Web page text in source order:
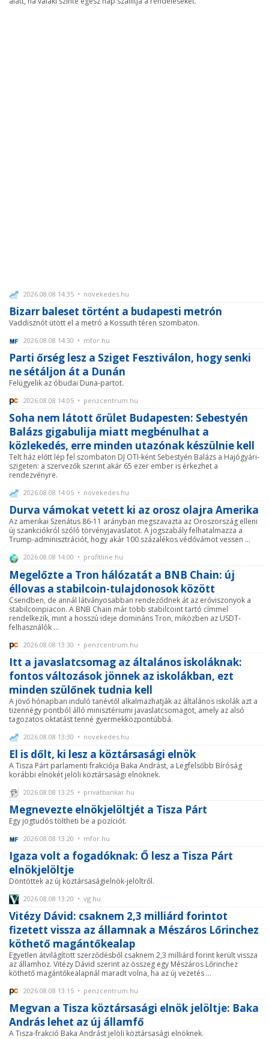
2026.08.08 14:35 • novekedes.hu
Bizarr baleset történt a budapesti metrón
Vaddisznót ütött el a metró a Kossuth téren szombaton.
2026.08.08 14:30 • mfor.hu
Parti őrség lesz a Sziget Fesztiválon, hogy senki
ne sétáljon át a Dunán
Felügyelik az óbudai Duna-partot.
2026.08.08 14:05 • penzcentrum.hu
Soha nem látott őrület Budapesten: Sebestyén
Balázs gigabulija miatt megbénulhat a
közlekedés, erre minden utazónak készülnie kell
Telt ház előtt lép fel szombaton DJ OTI-ként Sebestyén Balázs a Hajógyári-
szigeten: a szervezők szerint akár 65 ezer ember is érkezhet a
rendezvényre.
2026.08.08 14:05 • novekedes.hu
Durva vámokat vetett ki az orosz olajra Amerika
Az amerikai Szenátus 86-11 arányban megszavazta az Oroszország elleni
új szankciókról szóló törvényjavaslatot. A jogszabály felhatalmazza a
Trump-adminisztrációt, hogy akár 100 százalékos védővámot vessen ...
2026.08.08 14:00 • profitline.hu
Megelőzte a Tron hálózatát a BNB Chain: új
éllovas a stabilcoin-tulajdonosok között
Csendben, de annál látványosabban rendeződnek át az erőviszonyok a
stabilcoinpiacon. A BNB Chain már több stabilcoint tartó címmel
rendelkezik, mint a hosszú ideje domináns Tron, miközben az USDT-
felhasználók ...
2026.08.08 13:30 • penzcentrum.hu
Itt a javaslatcsomag az általános iskoláknak:
fontos változások jönnek az iskolákban, ezt
minden szülőnek tudnia kell
A jövő hónapban induló tanévtől alkalmazhatják az általános iskolák azt a
tizennégy pontból álló minisztériumi javaslatcsomagot, amely az alsó
tagozatos oktatást tenné gyermekközpontúbbá.
2026.08.08 13:30 • novekedes.hu
El is dőlt, ki lesz a köztársasági elnök
A Tisza Párt parlamenti frakciója Baka Andrást, a Legfelsőbb Bíróság
korábbi elnökét jelöli köztársasági elnöknek.
2026.08.08 13:25 • privatbankar.hu
Megnevezte elnökjelöltjét a Tisza Párt
Egy jogtudós töltheti be a pozíciót.
2026.08.08 13:20 • mfor.hu
Igaza volt a fogadóknak: Ő lesz a Tisza Párt
elnökjelöltje
Döntöttek az új köztársaságielnök-jelöltről.
2026.08.08 13:20 • vg.hu
Vitézy Dávid: csaknem 2,3 milliárd forintot
fizetett vissza az államnak a Mészáros Lőrinchez
köthető magántőkealap
Egyetlen átvilágított szerződésből csaknem 2,3 milliárd forint került vissza
az államhoz. Vitézy Dávid szerint az összeg egy Mészáros Lőrinchez
köthető magántőkealapnál maradt volna, ha az új vezetés ...
2026.08.08 13:15 • penzcentrum.hu
Megvan a Tisza köztársasági elnök jelöltje: Baka
András lehet az új államfő
A Tisza-frakció Baka Andrást jelöli köztársasági elnöknek.